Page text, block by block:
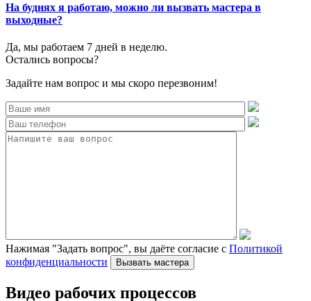
На буднях я работаю, можно ли вызвать мастера в
выходные?
Да, мы работаем 7 дней в неделю.
Остались вопросы?
Задайте нам вопрос и мы скоро перезвоним!
Нажимая "Задать вопрос", вы даёте согласие с Политикой
конфиденциальности
Видео рабочих процессов